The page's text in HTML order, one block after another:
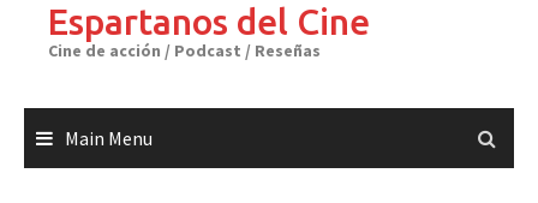
Espartanos del Cine
Cine de acción / Podcast / Reseñas
Main Menu